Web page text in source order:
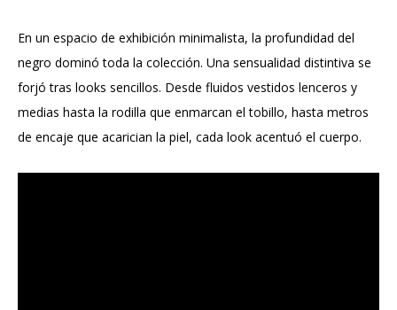
En un espacio de exhibición minimalista, la profundidad del
negro dominó toda la colección. Una sensualidad distintiva se
forjó tras looks sencillos. Desde fluidos vestidos lenceros y
medias hasta la rodilla que enmarcan el tobillo, hasta metros
de encaje que acarician la piel, cada look acentuó el cuerpo.